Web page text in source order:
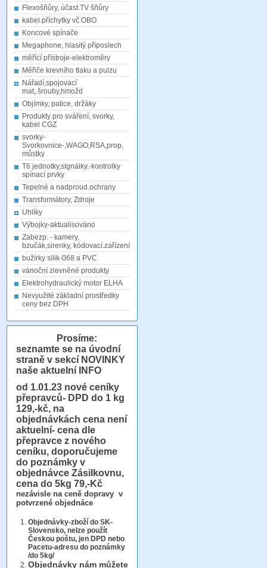
Flexošňůry, účast.TV šňůry
kabel.příchytky vč OBO
Koncové spínače
Megaphone, hlasitý příposlech
měřící přístroje-elektroměry
Měřiče krevního tlaku a pulzu
Nářadí,spojovací
mat,.šrouby,hmožd
Objímky, patice, držáky
Produkty pro sváření, svorky,
kabel CGZ
svorky-
Svorkovnice-,WAGO,RSA,prop,
můstky
T6 jednotky,signálky.-kontrolky
spínací prvky
Tepelné a nadproud.ochrany
Transformátory, Zdroje
Uhlíky
Výbojky-aktualisováno
Zabezp. - kamery,
bzučák,sirenky, kódovací.zařízení
bužírky silik-068 a PVC
vánoční zlevněné produkty
Elektrohydraulický motor ELHA
Nevyužité základní prostředky
ceny bez DPH
Prosíme:
seznamte se na úvodní
straně v sekcí NOVINKY
naše aktuelní INFO
od 1.01.23 nové ceníky
přepravců- DPD do 1 kg
129,-kč, na
objednávkách cena není
aktuelní- cena dle
přepravce z nového
ceníku, doporučujeme
do poznámky v
objednávce Zásilkovnu,
cena do 5kg 79,-Kč
nezávisle na ceně dopravy v
potvrzené objednáce
Objednávky-zboží do SK-
Slovensko, nelze použít
Českou poštu, jen DPD nebo
Pacetu-adresu do poznámky
/do 5kg/
Objednávky nám můžete